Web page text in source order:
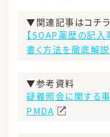
▼関連記事はコチラ
【SOAP薬歴の記入
書く方法を徹底解説
▼参考資料
疑義照会に関する事
PMDA